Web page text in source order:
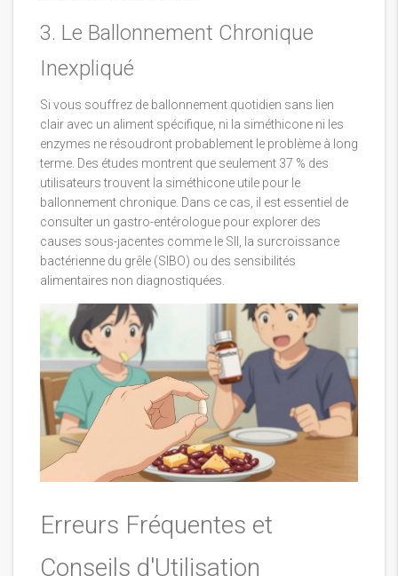
3. Le Ballonnement Chronique
Inexpliqué
Si vous souffrez de ballonnement quotidien sans lien
clair avec un aliment spécifique, ni la siméthicone ni les
enzymes ne résoudront probablement le problème à long
terme. Des études montrent que seulement 37 % des
utilisateurs trouvent la siméthicone utile pour le
ballonnement chronique. Dans ce cas, il est essentiel de
consulter un gastro-entérologue pour explorer des
causes sous-jacentes comme le SII, la surcroissance
bactérienne du grêle (SIBO) ou des sensibilités
alimentaires non diagnostiquées.
Erreurs Fréquentes et
Conseils d'Utilisation